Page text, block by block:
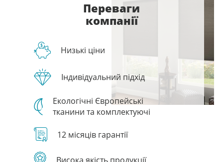
Переваги
компанії
Низькі ціни
Індивідуальний підхід
Екологічні Європейські
тканини та комплектуючі
12 місяців гарантії